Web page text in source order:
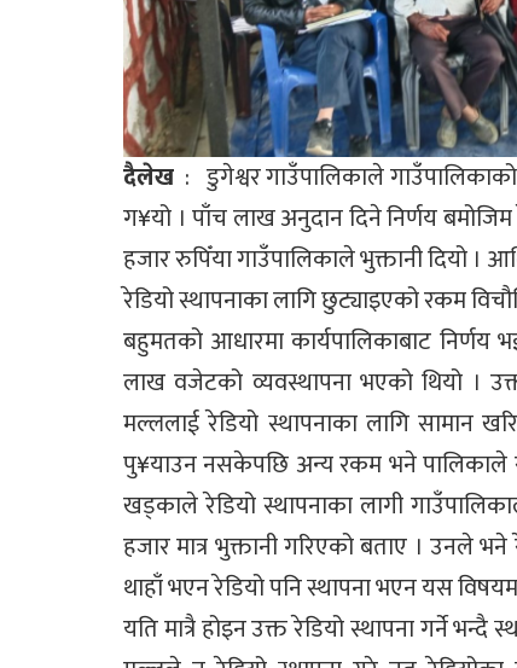
दैलेख : डुगेश्वर गाउँपालिकाले
ग¥यो । पाँच लाख अनुदान दिने निर्णय
हजार रुपिँया गाउँपालिकाले भुक्तानी दियो ।
रेडियो स्थापनाका लागि छुट्याइएको रकम
बहुमतको आधारमा कार्यपालिकाबाट निर्णय
लाख वजेटको व्यवस्थापना भएको थियो ।
मल्ललाई रेडियो स्थापनाका लागि सामान
पु¥याउन नसकेपछि अन्य रकम भने पालिकाले
खड्काले रेडियो स्थापनाका लागी
हजार मात्र भुक्तानी गरिएको बताए । उनले
थाहाँ भएन रेडियो पनि स्थापना भएन यस
यति मात्रै होइन उक्त रेडियो स्थापना गर्ने